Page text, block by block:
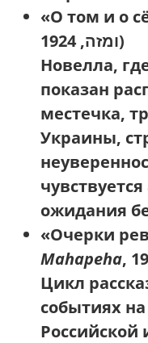
«О том и о
ומזה, 1924)
Новелла,
показан
местечка,
Украины,
ожидания
«Очерки
Mahapeha
Цикл
событиях